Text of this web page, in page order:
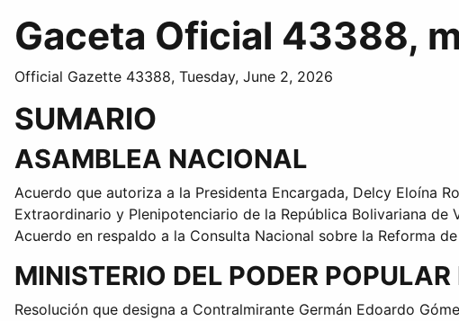
Gaceta Oficial 43388,
Official Gazette 43388, Tuesday, June 2, 2026
SUMARIO
ASAMBLEA NACIONAL
Acuerdo que autoriza a la Presidenta Encargada, Delcy Eloína
Extraordinario y Plenipotenciario de la República Bolivariana
Acuerdo en respaldo a la Consulta Nacional sobre la Reforma
MINISTERIO DEL PODER
Resolución que designa a Contralmirante Germán Edoardo